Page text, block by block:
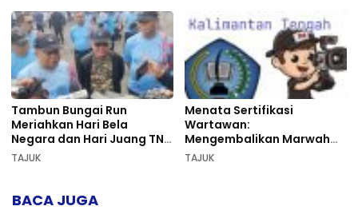
Tambun Bungai Run
Meriahkan Hari Bela
Negara dan Hari Juang TNI
AD di Palangka Raya
TAJUK
Menata Sertifikasi
Wartawan:
Mengembalikan Marwah
Pers dan Keadilan
TAJUK
BACA JUGA